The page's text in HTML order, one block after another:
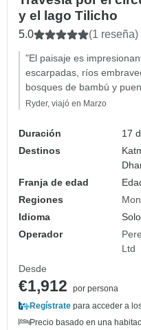
y el lago Tilicho
5.0 (1 reseña)
"El paisaje es
escarpadas, ríos
bosques de bambú y
Ryder, viajó en Marzo
Duración
17
Destinos
Franja de edad
Regiones
Idioma
Operador
Ltd
Desde
€1,912
por persona
Regístrate para acceder a
Precio basado en una